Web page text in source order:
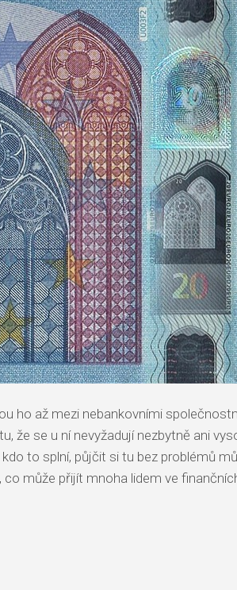
ho až mezi nebankovními
že se u ní nevyžadují nezbytně ani
to splní, půjčit si tu bez problémů
může přijít mnoha lidem ve